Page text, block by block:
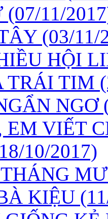
(07/11/
(03/11/
HỘI
TRÁI TIM
NGƠ
EM VIẾT
10/2017)
KIỆU